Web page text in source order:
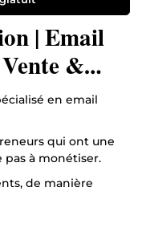
| Email
&
en email
qui ont une
pas à monétiser.
de manière